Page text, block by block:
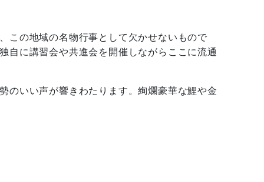
この地域の名物行事として欠かせないもので
自に講習会や共進会を開催しながらここに流通
のいい声が響きわたります。絢爛豪華な鯉や金